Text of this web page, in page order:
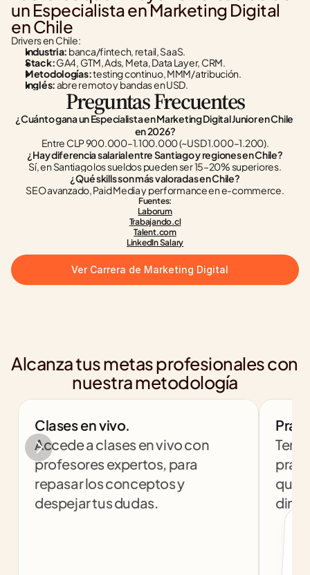
un Especialista en Marketing Digital
en Chile
Drivers en Chile:
Industria: banca/fintech, retail, SaaS.
Stack: GA4, GTM, Ads, Meta, Data Layer, CRM.
Metodologías: testing continuo, MMM/atribución.
Inglés: abre remoto y bandas en USD.
Preguntas Frecuentes
¿Cuánto gana un Especialista en Marketing Digital Junior en Chile
en 2026?
Entre CLP 900.000–1.100.000 (~USD 1.000–1.200).
¿Hay diferencia salarial entre Santiago y regiones en Chile?
Sí, en Santiago los sueldos pueden ser 15–20% superiores.
¿Qué skills son más valoradas en Chile?
SEO avanzado, Paid Media y performance en e-commerce.
Fuentes:
Laborum
Trabajando.cl
Talent.com
LinkedIn Salary
Ver Carrera de Marketing Digital
Alcanza tus metas profesionales con
nuestra metodología
Clases en vivo.
Accede a clases en vivo con
profesores expertos, para
repasar los conceptos y
despejar tus dudas.
que